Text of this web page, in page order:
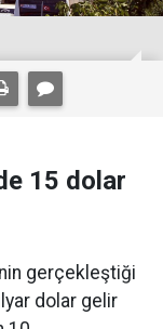
15 dolar
gerçekleştiği
dolar gelir